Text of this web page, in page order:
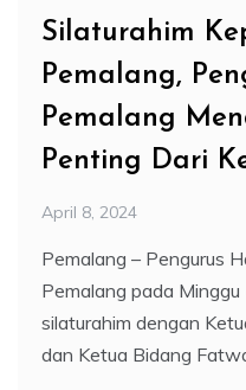
Silaturahim
Pemalang,
Pemalang
Penting Dari
April 8, 2024
Pemalang – Pengurus
Pemalang pada
silaturahim dengan
dan Ketua Bidang